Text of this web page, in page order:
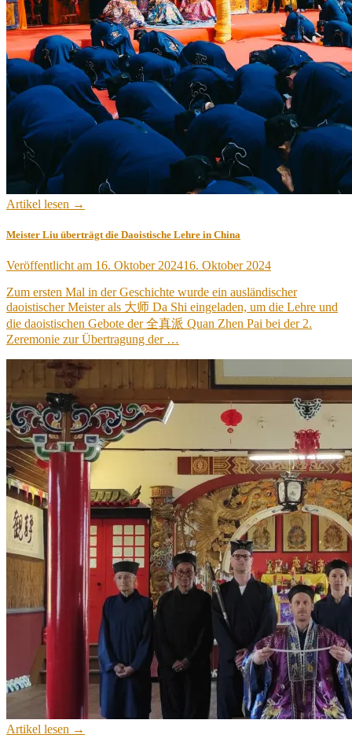
Artikel lesen →
Meister Liu überträgt die Daoistische Lehre in China
Veröffentlicht am 16. Oktober 202416. Oktober 2024
Zum ersten Mal in der Geschichte wurde ein ausländischer
daoistischer Meister als 大师 Da Shi eingeladen, um die Lehre und
die daoistischen Gebote der 全真派 Quan Zhen Pai bei der 2.
Zeremonie zur Übertragung der …
Artikel lesen →